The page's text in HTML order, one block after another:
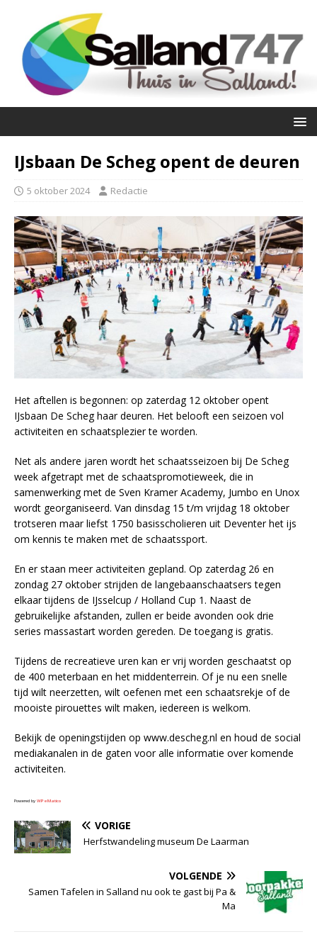
IJsbaan De Scheg opent de deuren
5 oktober 2024 Redactie
Het aftellen is begonnen: op zaterdag 12 oktober opent
IJsbaan De Scheg haar deuren. Het belooft een seizoen vol
activiteiten en schaatsplezier te worden.
Net als andere jaren wordt het schaatsseizoen bij De Scheg
week afgetrapt met de schaatspromotieweek, die in
samenwerking met de Sven Kramer Academy, Jumbo en Unox
wordt georganiseerd. Van dinsdag 15 t/m vrijdag 18 oktober
trotseren maar liefst 1750 basisscholieren uit Deventer het ijs
om kennis te maken met de schaatssport.
En er staan meer activiteiten gepland. Op zaterdag 26 en
zondag 27 oktober strijden de langebaanschaatsers tegen
elkaar tijdens de IJsselcup / Holland Cup 1. Naast de
gebruikelijke afstanden, zullen er beide avonden ook drie
series massastart worden gereden. De toegang is gratis.
Tijdens de recreatieve uren kan er vrij worden geschaatst op
de 400 meterbaan en het middenterrein. Of je nu een snelle
tijd wilt neerzetten, wilt oefenen met een schaatsrekje of de
mooiste pirouettes wilt maken, iedereen is welkom.
Bekijk de openingstijden op www.descheg.nl en houd de social
mediakanalen in de gaten voor alle informatie over komende
activiteiten.
Powered by WPeMatico
VORIGE
Herfstwandeling museum De Laarman
VOLGENDE
Samen Tafelen in Salland nu ook te gast bij Pa &
Ma